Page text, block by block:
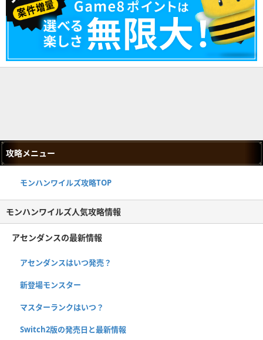
攻略メニュー
モンハンワイルズ攻略TOP
モンハンワイルズ人気攻略情報
アセンダンスの最新情報
アセンダンスはいつ発売？
新登場モンスター
マスターランクはいつ？
Switch2版の発売日と最新情報